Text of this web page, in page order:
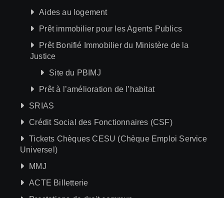
Aides au logement
Prêt immobilier pour les Agents Publics
Prêt Bonifié Immobilier du Ministère de la
Justice
Site du PBIMJ
Prêt à l’amélioration de l’habitat
SRIAS
Crédit Social des Fonctionnaires (CSF)
Tickets Chèques CESU (Chèque Emploi Service
Universel)
MMJ
ACTE Billetterie